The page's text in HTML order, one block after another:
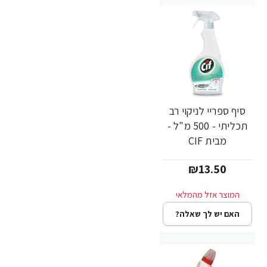
סיף ספריי לניקוי רב
תכליתי - 500 מ"ל -
מבית CIF
₪13.50
האם יש לך שאלה?